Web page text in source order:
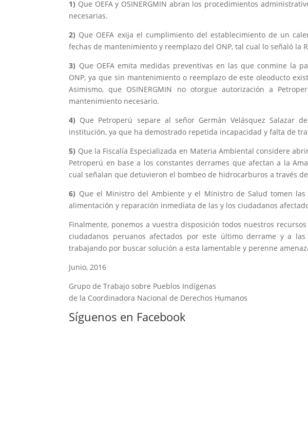
1) Que OEFA y OSINERGMIN abran los procedimientos
necesarias.
2) Que OEFA exija el cumplimiento del establecimiento de un
fechas de mantenimiento y reemplazo del ONP, tal cual lo señaló la
3) Que OEFA emita medidas preventivas en las que conmine la
ONP, ya que sin mantenimiento o reemplazo de este oleoducto
Asimismo, que OSINERGMIN no otorgue autorización a
mantenimiento necesario.
4) Que Petroperú separe al señor Germán Velásquez Salazar
institución, ya que ha demostrado repetida incapacidad y falta de
5) Que la Fiscalía Especializada en Materia Ambiental considere
Petroperú en base a los constantes derrames que afectan a la
cual señalan que detuvieron el bombeo de hidrocarburos a través
6) Que el Ministro del Ambiente y el Ministro de Salud tomen
alimentación y reparación inmediata de las y los ciudadanos
Finalmente, ponemos a vuestra disposición todos nuestros
ciudadanos peruanos afectados por este último derrame y a
trabajando por buscar solución a esta lamentable y perenne
Junio, 2016
Grupo de Trabajo sobre Pueblos Indígenas
de la Coordinadora Nacional de Derechos Humanos
Síguenos en Facebook